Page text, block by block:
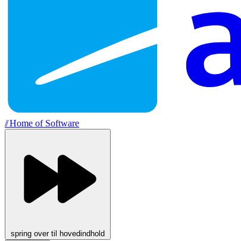
//Home of Software
spring over til hovedindhold